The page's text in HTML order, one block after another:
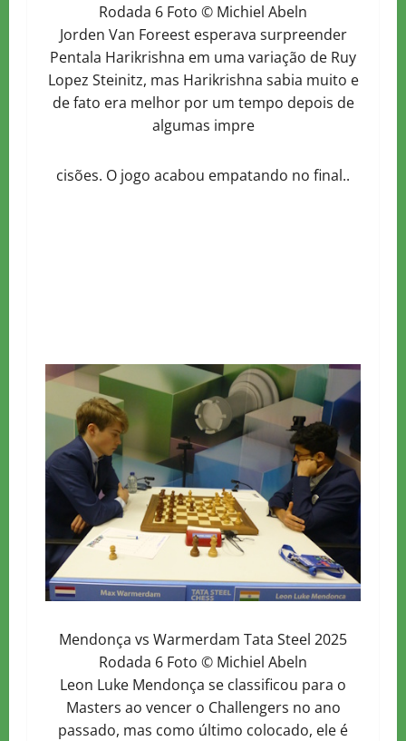
Rodada 6 Foto © Michiel Abeln
Jorden Van Foreest esperava surpreender
Pentala Harikrishna em uma variação de Ruy
Lopez Steinitz, mas Harikrishna sabia muito e
de fato era melhor por um tempo depois de
algumas impre
cisões. O jogo acabou empatando no final..
Mendonça vs Warmerdam Tata Steel 2025
Rodada 6 Foto © Michiel Abeln
Leon Luke Mendonça se classificou para o
Masters ao vencer o Challengers no ano
passado, mas como último colocado, ele é